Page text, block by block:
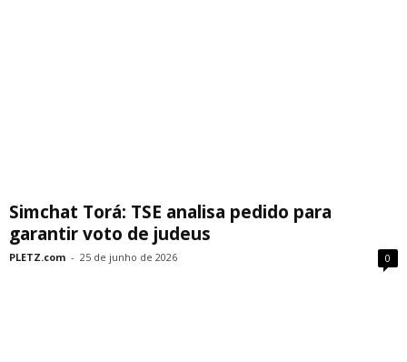
Simchat Torá: TSE analisa pedido para
garantir voto de judeus
PLETZ.com - 25 de junho de 2026 0